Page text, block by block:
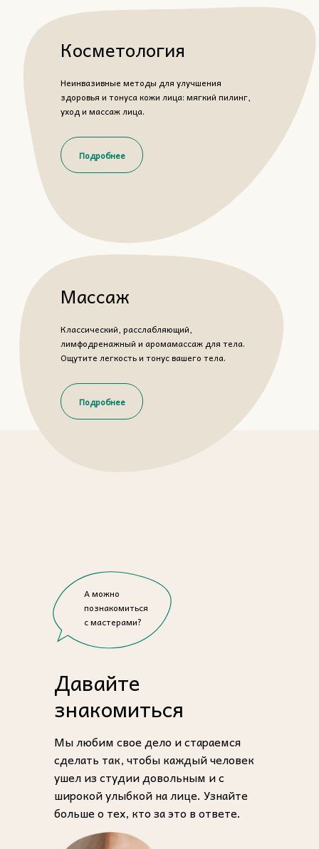
Косметология
Неинвазивные методы для улучшения
здоровья и тонуса кожи лица: мягкий пилинг,
уход и массаж лица.
Подробнее
Массаж
Классический, расслабляющий,
лимфодренажный и аромамассаж для тела.
Ощутите легкость и тонус вашего тела.
Подробнее
Давайте
знакомиться
Мы любим свое дело и стараемся
сделать так, чтобы каждый человек
ушел из студии довольным и с
широкой улыбкой на лице. Узнайте
больше о тех, кто за это в ответе.
А можно
познакомиться
с мастерами?